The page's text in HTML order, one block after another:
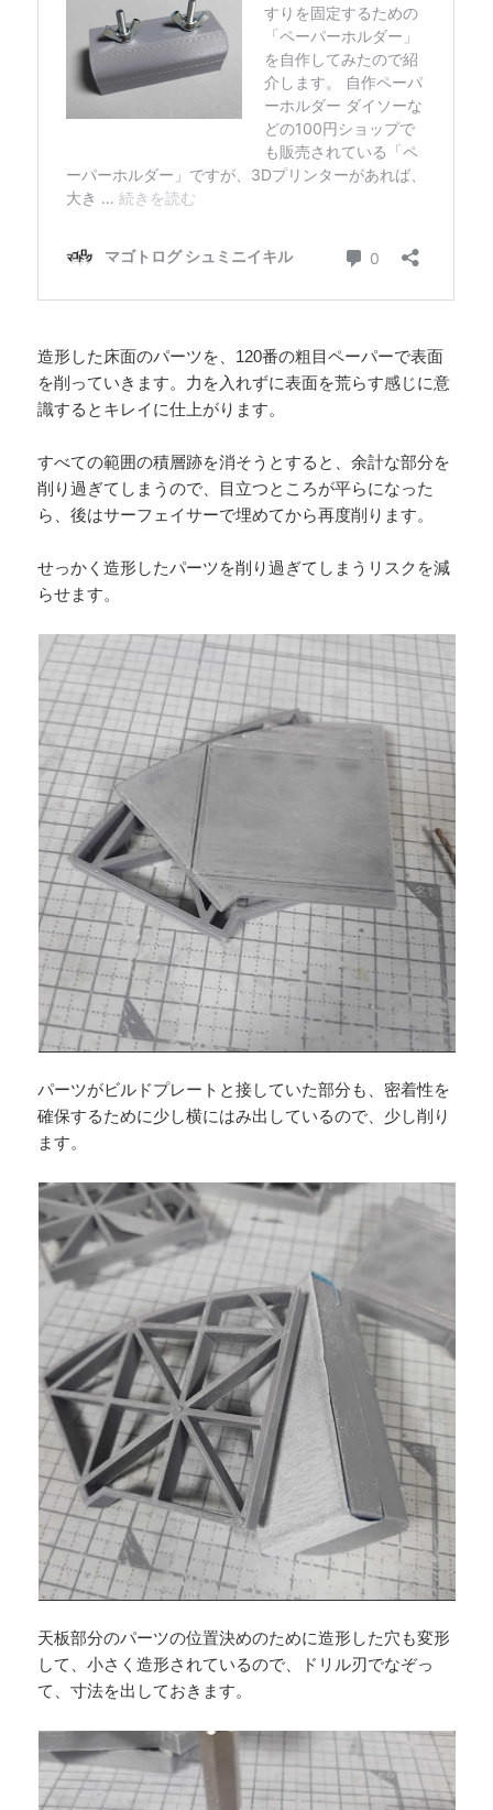
造形した床面のパーツを、120番の粗目ペーパーで表面
を削っていきます。力を入れずに表面を荒らす感じに意
識するとキレイに仕上がります。
すべての範囲の積層跡を消そうとすると、余計な部分を
削り過ぎてしまうので、目立つところが平らになった
ら、後はサーフェイサーで埋めてから再度削ります。
せっかく造形したパーツを削り過ぎてしまうリスクを減
らせます。
パーツがビルドプレートと接していた部分も、密着性を
確保するために少し横にはみ出しているので、少し削り
ます。
天板部分のパーツの位置決めのために造形した穴も変形
して、小さく造形されているので、ドリル刃でなぞっ
て、寸法を出しておきます。